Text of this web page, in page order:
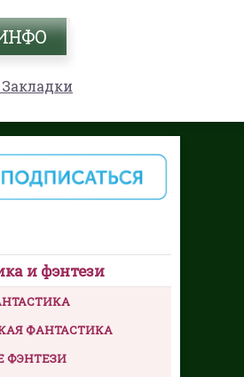
и фэнтези
ФАНТАСТИКА
ФЭНТЕЗИ